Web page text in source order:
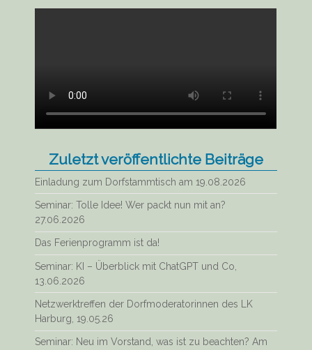
Zuletzt veröffentlichte Beiträge
Einladung zum Dorfstammtisch am 19.08.2026
Seminar: Tolle Idee! Wer packt nun mit an?
27.06.2026
Das Ferienprogramm ist da!
Seminar: KI – Überblick mit ChatGPT und Co,
13.06.2026
Netzwerktreffen der Dorfmoderatorinnen des LK
Harburg, 19.05.26
Seminar: Neu im Vorstand, was ist zu beachten? Am